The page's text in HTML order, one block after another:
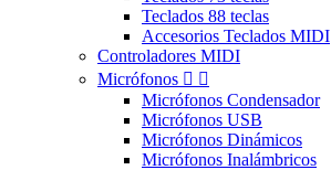
Teclados 88 teclas
Accesorios Teclados MIDI
Controladores MIDI
Micrófonos  
Micrófonos Condensador
Micrófonos USB
Micrófonos Dinámicos
Micrófonos Inalámbricos